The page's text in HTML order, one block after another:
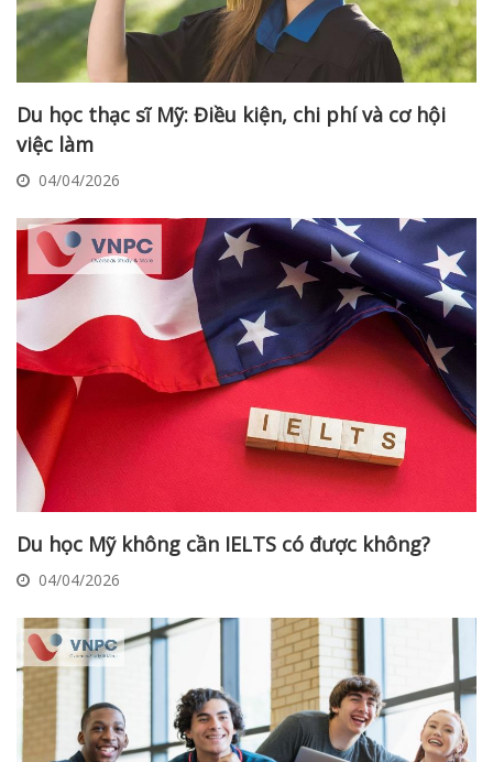
Du học thạc sĩ Mỹ: Điều kiện, chi phí và cơ hội
việc làm
04/04/2026
Du học Mỹ không cần IELTS có được không?
04/04/2026